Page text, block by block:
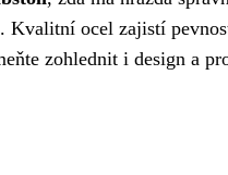
Kvalitní ocel zajistí
zohlednit i design a